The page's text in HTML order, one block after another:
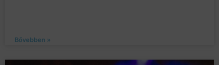
Bővebben »